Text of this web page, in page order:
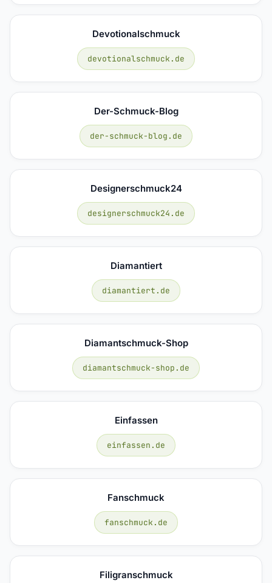
Devotionalschmuck
devotionalschmuck.de
Der-Schmuck-Blog
der-schmuck-blog.de
Designerschmuck24
designerschmuck24.de
Diamantiert
diamantiert.de
Diamantschmuck-Shop
diamantschmuck-shop.de
Einfassen
einfassen.de
Fanschmuck
fanschmuck.de
Filigranschmuck